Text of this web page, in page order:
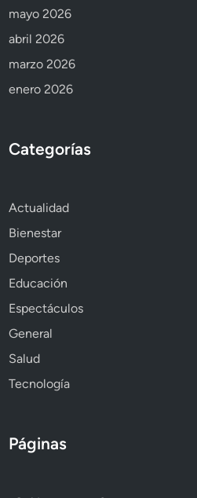
mayo 2026
abril 2026
marzo 2026
enero 2026
Categorías
Actualidad
Bienestar
Deportes
Educación
Espectáculos
General
Salud
Tecnología
Páginas